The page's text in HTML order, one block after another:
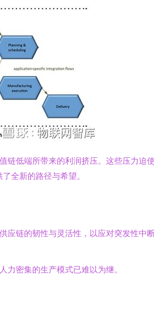
低端所带来的利润挤压。这些压力迫
全新的路径与希望。
链的韧性与灵活性，以应对突发性中断
密集的生产模式已难以为继。